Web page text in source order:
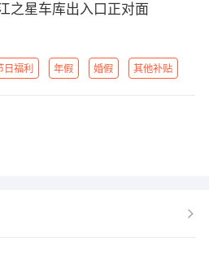
之星车库出入口正对面
日福利 年假 婚假 其他补贴